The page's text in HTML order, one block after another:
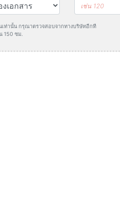
เท่านั้น กรุณาตรวจสอบจากทางบริษัทอีกที
150 ซม.